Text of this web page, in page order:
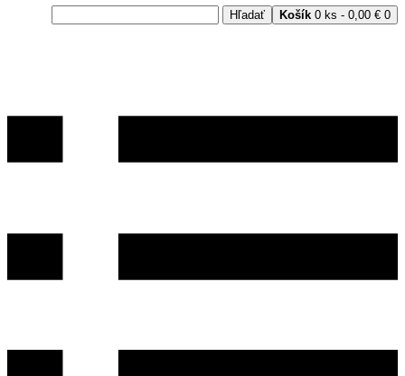
Košík 0 ks - 0,00 € 0
Hľadať